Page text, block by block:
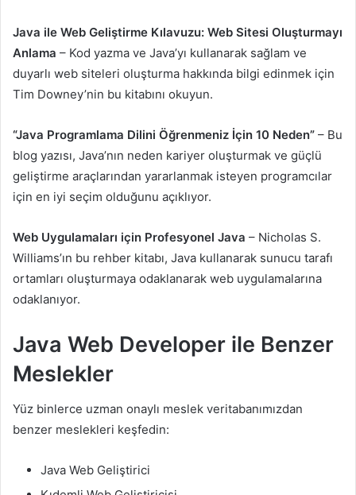
Java ile Web Geliştirme Kılavuzu: Web Sitesi Oluşturmayı
Anlama – Kod yazma ve Java’yı kullanarak sağlam ve
duyarlı web siteleri oluşturma hakkında bilgi edinmek için
Tim Downey’nin bu kitabını okuyun.
“Java Programlama Dilini Öğrenmeniz İçin 10 Neden” – Bu
blog yazısı, Java’nın neden kariyer oluşturmak ve güçlü
geliştirme araçlarından yararlanmak isteyen programcılar
için en iyi seçim olduğunu açıklıyor.
Web Uygulamaları için Profesyonel Java – Nicholas S.
Williams’ın bu rehber kitabı, Java kullanarak sunucu tarafı
ortamları oluşturmaya odaklanarak web uygulamalarına
odaklanıyor.
Java Web Developer ile Benzer
Meslekler
Yüz binlerce uzman onaylı meslek veritabanımızdan
benzer meslekleri keşfedin:
Java Web Geliştirici